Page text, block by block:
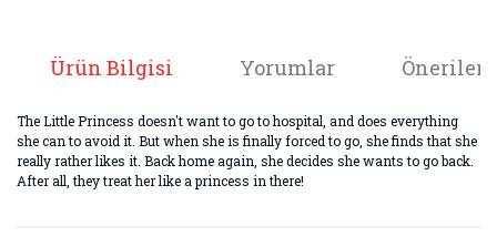
Ürün Bilgisi Yorumlar
The Little Princess doesn't want to go to hospital, and does everything
she can to avoid it. But when she is finally forced to go, she finds that she
really rather likes it. Back home again, she decides she wants to go back.
After all, they treat her like a princess in there!